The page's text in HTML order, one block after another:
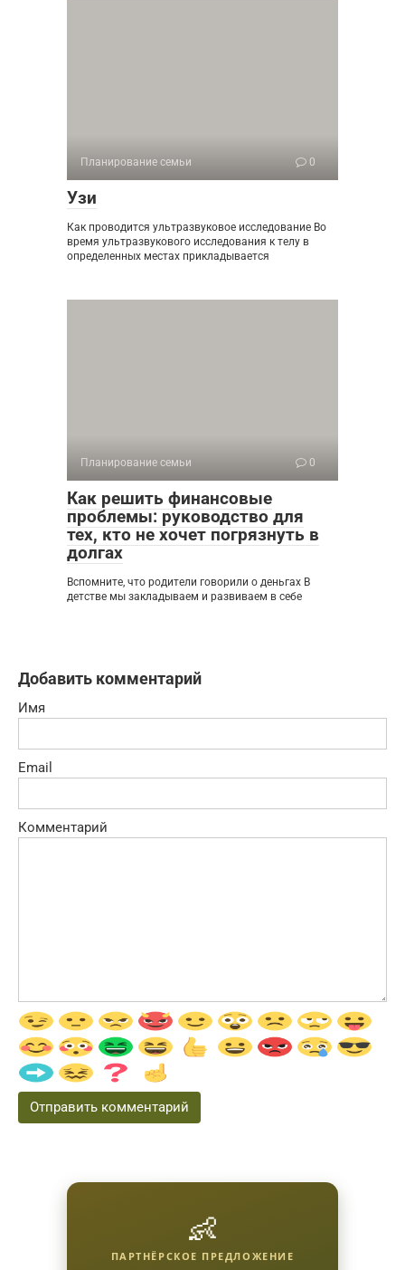
Планирование семьи 0
Узи
Как проводится ультразвуковое исследование Во
время ультразвукового исследования к телу в
определенных местах прикладывается
Планирование семьи 0
Как решить финансовые
проблемы: руководство для
тех, кто не хочет погрязнуть в
долгах
Вспомните, что родители говорили о деньгах В
детстве мы закладываем и развиваем в себе
Добавить комментарий
Имя
Email
Комментарий
👶
ПАРТНЁРСКОЕ ПРЕДЛОЖЕНИЕ